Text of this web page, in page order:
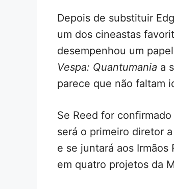
Depois de substituir
um dos cineastas
desempenhou um
Vespa: Quantumania a
parece que não faltam
Se Reed for
será o primeiro diretor
e se juntará aos
em quatro projetos da